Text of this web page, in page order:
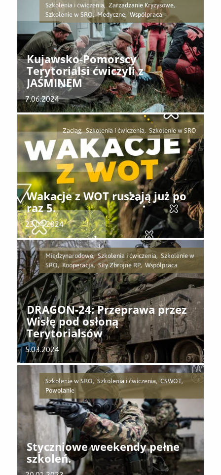
Szkolenia i ćwiczenia, Zarządzanie Kryzysowe,
Szkolenie w SRO, Medyczne, Współpraca
Kujawsko-Pomorscy
Terytorialsi ćwiczyli z
JAŚMINEM
7.06.2024
Zaciąg, Szkolenia i ćwiczenia, Szkolenie w SRO
Wakacje z WOT ruszają już po
raz 5.
23.04.2024
Międzynarodowe, Szkolenia i ćwiczenia, Szkolenie w
SRO, Kooperacja, Siły Zbrojne RP, Współpraca
DRAGON-24: Przeprawa przez
Wisłę pod osłoną
Terytorialsów
5.03.2024
Szkolenie w SRO, Szkolenia i ćwiczenia, CSWOT,
Powołanie
Styczniowe weekendy pełne
szkoleń.